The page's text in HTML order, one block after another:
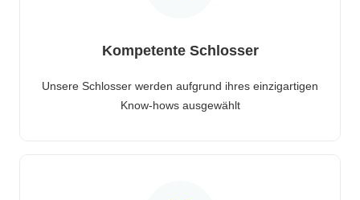
Kompetente Schlosser
Unsere Schlosser werden aufgrund ihres einzigartigen
Know-hows ausgewählt